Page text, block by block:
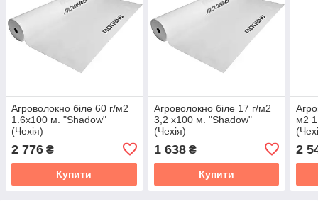
Агроволокно біле 60 г/м2
1.6х100 м. "Shadow"
(Чехія)
2 776 ₴
Купити
Агроволокно біле 17 г/м2
3,2 х100 м. "Shadow"
(Чехія)
1 638₴
Купити
м2
2